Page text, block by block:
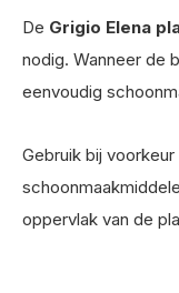
De Grigio Elena
nodig. Wanneer de
eenvoudig
Gebruik bij
oppervlak van de